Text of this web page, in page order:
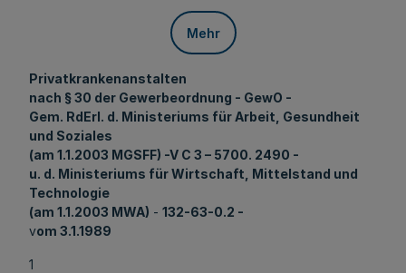
Mehr
Privatkrankenanstalten
nach § 30 der Gewerbeordnung - GewO -
Gem. RdErl. d. Ministeriums für Arbeit, Gesundheit
und Soziales
(am 1.1.2003 MGSFF) -V C 3 – 5700. 2490 -
u. d. Ministeriums für Wirtschaft, Mittelstand und
Technologie
(am 1.1.2003 MWA) - 132-63-0.2 -
vom 3.1.1989
1